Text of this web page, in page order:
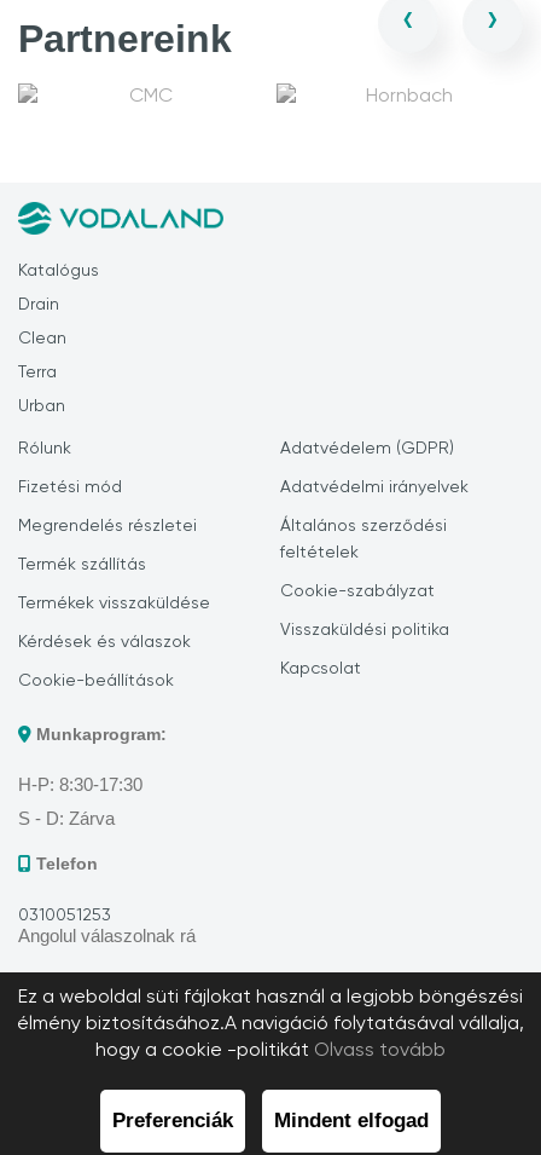
Partnereink ‹ ›
Katalógus
Drain
Clean
Terra
Urban
Rólunk
Fizetési mód
Megrendelés részletei
Termék szállítás
Termékek visszaküldése
Kérdések és válaszok
Cookie-beállítások
Adatvédelem (GDPR)
Adatvédelmi irányelvek
Általános szerződési
feltételek
Cookie-szabályzat
Visszaküldési politika
Kapcsolat
Munkaprogram:
H-P: 8:30-17:30
S - D: Zárva
Telefon
0310051253
Angolul válaszolnak rá
Ez a weboldal süti fájlokat használ a legjobb böngészési
élmény biztosításához.A navigáció folytatásával vállalja,
hogy a cookie -politikát Olvass tovább
Preferenciák
Mindent elfogad
Bezárás